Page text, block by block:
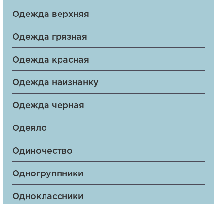
Одежда верхняя
Одежда грязная
Одежда красная
Одежда наизнанку
Одежда черная
Одеяло
Одиночество
Одногруппники
Одноклассники